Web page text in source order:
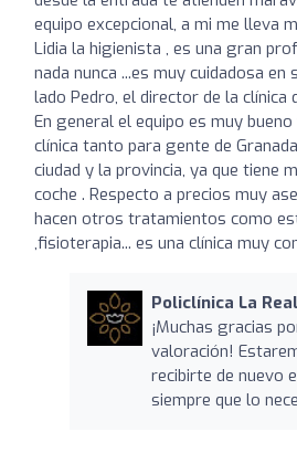
equipo excepcional, a mi me lleva
Lidia la higienista , es una gran
nada nunca ...es muy cuidadosa
lado Pedro, el director de la clínica
En general el equipo es muy
clínica tanto para gente de
ciudad y la provincia, ya que tiene
coche . Respecto a precios muy
hacen otros tratamientos como
,fisioterapia... es una clínica muy
Policlínica La Real
¡Muchas gracias
valoración!
recibirte de nuevo
siempre que lo